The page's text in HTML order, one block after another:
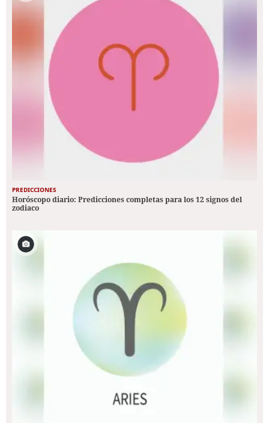
PREDICCIONES
Horóscopo diario: Predicciones completas para los 12 signos del
zodiaco